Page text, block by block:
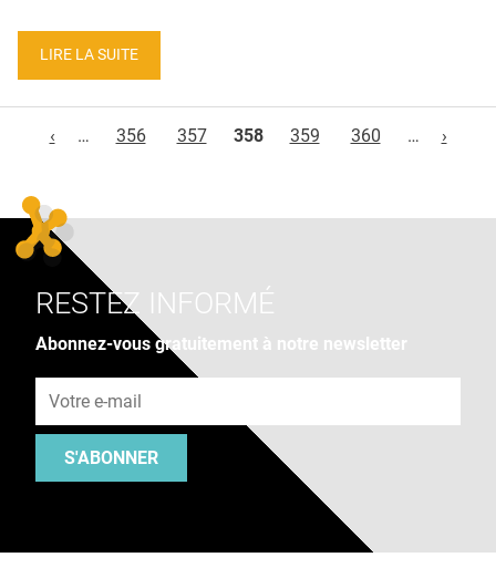
LIRE LA SUITE
‹
… 356 357 358 359 360 … ›
RESTEZ INFORMÉ
Abonnez-vous gratuitement à notre newsletter
S'ABONNER